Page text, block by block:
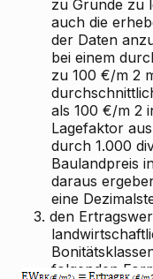
zu Grunde zu
auch die
der Daten
bei einem
zu 100 €/m 2
als 100 €/m 2
Lagefaktor
durch 1.000
Baulandpreis
daraus
eine
3. den
folgenden